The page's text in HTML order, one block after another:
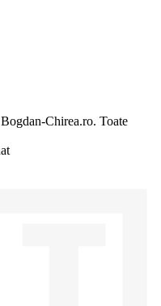
Chirea.ro. Toate